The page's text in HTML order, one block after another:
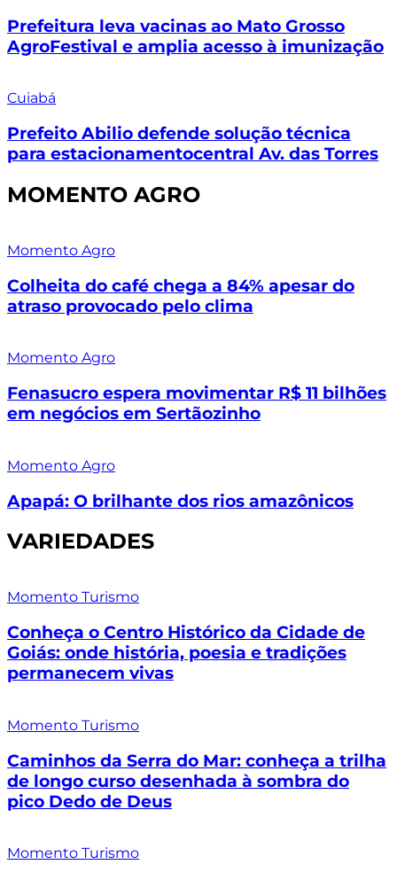
Prefeitura leva vacinas ao Mato Grosso
AgroFestival e amplia acesso à imunização
Cuiabá
Prefeito Abilio defende solução técnica
para estacionamentocentral Av. das Torres
MOMENTO AGRO
Momento Agro
Colheita do café chega a 84% apesar do
atraso provocado pelo clima
Momento Agro
Fenasucro espera movimentar R$ 11 bilhões
em negócios em Sertãozinho
Momento Agro
Apapá: O brilhante dos rios amazônicos
VARIEDADES
Momento Turismo
Conheça o Centro Histórico da Cidade de
Goiás: onde história, poesia e tradições
permanecem vivas
Momento Turismo
Caminhos da Serra do Mar: conheça a trilha
de longo curso desenhada à sombra do
pico Dedo de Deus
Momento Turismo